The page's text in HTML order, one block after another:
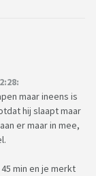
maar ineens is
hij slaapt maar
er maar in mee,
min en je merkt